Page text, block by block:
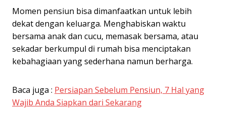
Momen pensiun bisa dimanfaatkan untuk lebih
dekat dengan keluarga. Menghabiskan waktu
bersama anak dan cucu, memasak bersama, atau
sekadar berkumpul di rumah bisa menciptakan
kebahagiaan yang sederhana namun berharga.
Baca juga : Persiapan Sebelum Pensiun, 7 Hal yang
Wajib Anda Siapkan dari Sekarang